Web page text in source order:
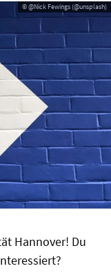
© @Nick Fewings (@unsplash)
Hannover! Du